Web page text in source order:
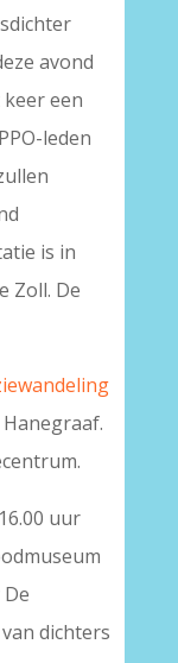
avond
een
leden
is in
Zoll. De
uur
dichters